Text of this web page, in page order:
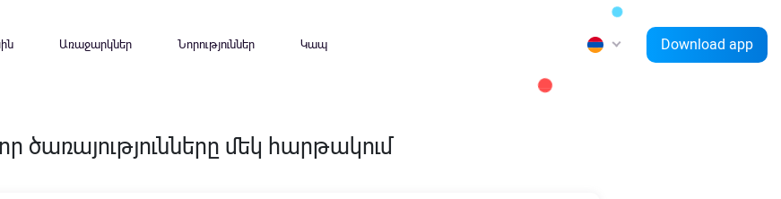
Առաջարկներ Նորություններ Կապ Download app
ծառայությունները մեկ հարթակում